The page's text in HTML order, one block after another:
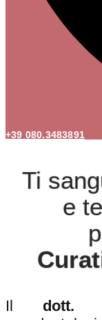
+39 080.3483891
Ti
e
Il dott.